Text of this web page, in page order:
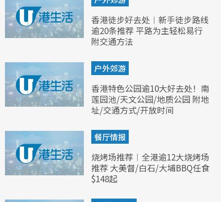
香港徒步好去处︱新手徒步路线
逾20条推荐 平路为主轻松易行
附交通方法
户外郊游
香港特色公园逾10大好去处！南
莲园池/天文公园/地质公园 附地
址/交通方式/开放时间
餐厅情报
烧烤场推荐︱全港逾12大烧烤场
推荐 大美督/白石/大埔BBQ任食
$148起